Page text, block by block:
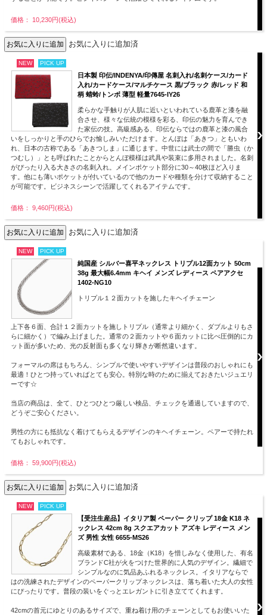
価格： 10,230円(税込)
お気に入りに追加済
NEW PICK UP
日本製 印伝/INDENYA/印傳屋 名刺入れ/名刺ケース/カード
入れ/カードケース/マルチケース 黒/ブラック 赤/レッド 和
柄 蜻蛉/トンボ 薄型 軽量7645-IY26
柔らかな手触りが人肌に近いといわれている鹿革と漆を融
合させ、様々な伝統の模様を彩る、印伝の魅力を育んでき
た家伝の技。高級感ある、印伝ならではの鹿革と漆の風合
いをしっかりと手のひらでお愉しみいただけます。とんぼは「あきつ」ともいわ
れ、日本の古称である「あきつしま」に通じます。中世には武士の間で「勝虫（か
つむし）」とも呼ばれたことからとんぼ模様は武具や装束に多用されました。名刺
がぴったり入る大きさの名刺入れ。メインポケット部分に30～40枚ほど入りま
す。他にも薄いポケットが付いているので他のカードや種類を分けて収納すること
が可能です。ビジネスシーンで活躍してくれるアイテムです。
価格： 9,460円(税込)
お気に入りに追加済
NEW PICK UP
純国産 シルバー喜平ネックレス トリプル12面カット 50cm
38g 最大幅6.4mm キヘイ メンズ レディース ペアアクセ
1402-NG10
トリプル１２面カットを施したキヘイチェーン
上下各６面、合計１２面カットを施しトリプル（通常より細かく、ダブルよりもさ
らに細かく）で編み上げました。通常の２面カットや６面カットに比べ圧倒的にカ
ット面が多いため、光の反射面も多くなり輝きが断然違います。
フォーマルの席はもちろん、シンプルで使いやすいデザインは普段のおしゃれにも
最適！ひとつ持っていればとても安心。特別な時のために揃えておきたいジュエリ
ーです☆
当店の商品は、全て、ひとつひとつ厳しい検品、チェックを通過していますので、
どうぞご安心ください。
男性の方にも抵抗なく着けてもらえるデザインのキヘイチェーン。ペアーで持たれ
てもおしゃれです。
価格： 59,900円(税込)
お気に入りに追加済
NEW PICK UP
【受注生産品】イタリア製 ペーパー クリップ 18金 K18 ネ
ックレス 42cm 8g スクエアカット アズキ レディース メン
ズ 男性 女性 6655-MS26
高級素材である、18金（K18）を惜しみなく使用した、有名
ブランドC社が火をつけた世界的に人気のデザイン。繊細で
シンプルなのに気品あふれるネックレス。イタリアならで
はの洗練されたデザインのペーパークリップネックレスは、落ち着いた大人の女性
にぴったりです。普段の装いをぐっとエレガントに引き立ててくれます。
42cmの首元にゆとりのあるサイズで、重ね着け用のチェーンとしてもお使いいた